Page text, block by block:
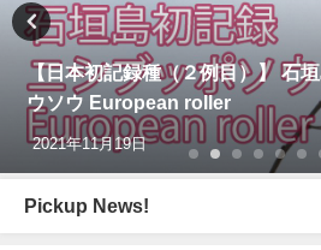
【日本初記録種（２例目）】 石
ウソウ European roller
2021年11月19日
Pickup News!